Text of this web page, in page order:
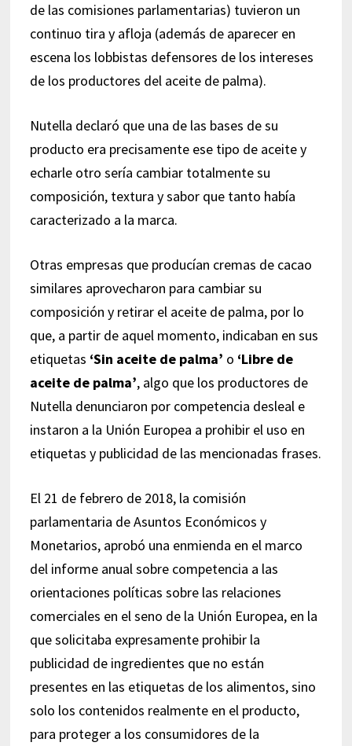
de las comisiones parlamentarias) tuvieron un
continuo tira y afloja (además de aparecer en
escena los lobbistas defensores de los intereses
de los productores del aceite de palma).
Nutella declaró que una de las bases de su
producto era precisamente ese tipo de aceite y
echarle otro sería cambiar totalmente su
composición, textura y sabor que tanto había
caracterizado a la marca.
Otras empresas que producían cremas de cacao
similares aprovecharon para cambiar su
composición y retirar el aceite de palma, por lo
que, a partir de aquel momento, indicaban en sus
etiquetas ‘Sin aceite de palma’ o ‘Libre de
aceite de palma’, algo que los productores de
Nutella denunciaron por competencia desleal e
instaron a la Unión Europea a prohibir el uso en
etiquetas y publicidad de las mencionadas frases.
El 21 de febrero de 2018, la comisión
parlamentaria de Asuntos Económicos y
Monetarios, aprobó una enmienda en el marco
del informe anual sobre competencia a las
orientaciones políticas sobre las relaciones
comerciales en el seno de la Unión Europea, en la
que solicitaba expresamente prohibir la
publicidad de ingredientes que no están
presentes en las etiquetas de los alimentos, sino
solo los contenidos realmente en el producto,
para proteger a los consumidores de la